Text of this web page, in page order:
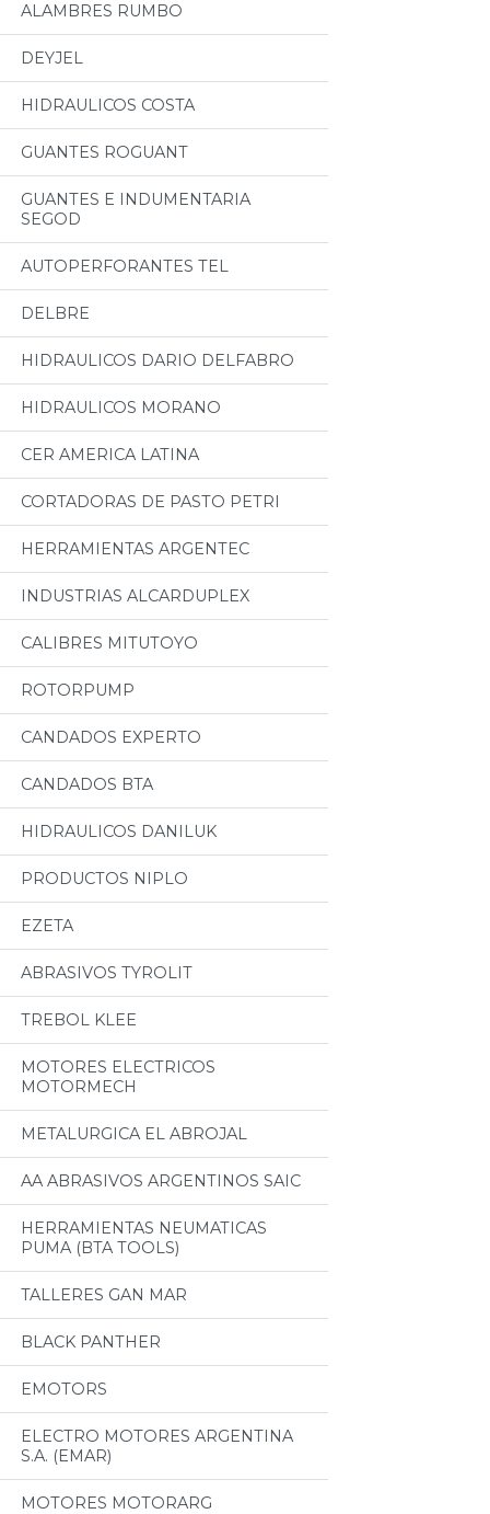
ALAMBRES RUMBO
DEYJEL
HIDRAULICOS COSTA
GUANTES ROGUANT
GUANTES E INDUMENTARIA
SEGOD
AUTOPERFORANTES TEL
DELBRE
HIDRAULICOS DARIO DELFABRO
HIDRAULICOS MORANO
CER AMERICA LATINA
CORTADORAS DE PASTO PETRI
HERRAMIENTAS ARGENTEC
INDUSTRIAS ALCARDUPLEX
CALIBRES MITUTOYO
ROTORPUMP
CANDADOS EXPERTO
CANDADOS BTA
HIDRAULICOS DANILUK
PRODUCTOS NIPLO
EZETA
ABRASIVOS TYROLIT
TREBOL KLEE
MOTORES ELECTRICOS
MOTORMECH
METALURGICA EL ABROJAL
AA ABRASIVOS ARGENTINOS SAIC
HERRAMIENTAS NEUMATICAS
PUMA (BTA TOOLS)
TALLERES GAN MAR
BLACK PANTHER
EMOTORS
ELECTRO MOTORES ARGENTINA
S.A. (EMAR)
MOTORES MOTORARG